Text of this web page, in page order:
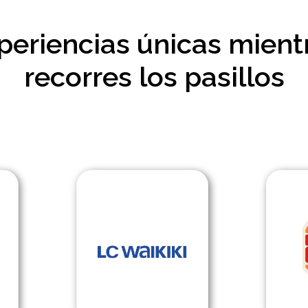
únicas
recorres los pasillos